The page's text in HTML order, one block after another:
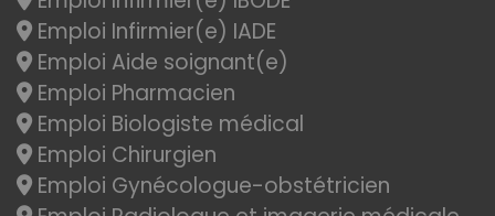
Emploi Infirmier(e) IADE
Emploi Aide soignant(e)
Emploi Pharmacien
Emploi Biologiste médical
Emploi Chirurgien
Emploi Gynécologue-obstétricien